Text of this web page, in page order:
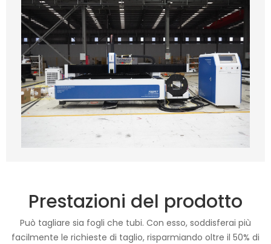
Prestazioni del prodotto
Può tagliare sia fogli che tubi. Con esso, soddisferai più
facilmente le richieste di taglio, risparmiando oltre il 50% di